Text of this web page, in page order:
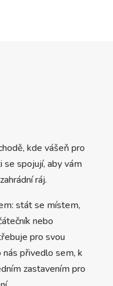
kde vášeň pro
se spojují, aby vám
ráj.
stát se místem,
nebo
pro svou
přivedlo sem, k
zastavením pro